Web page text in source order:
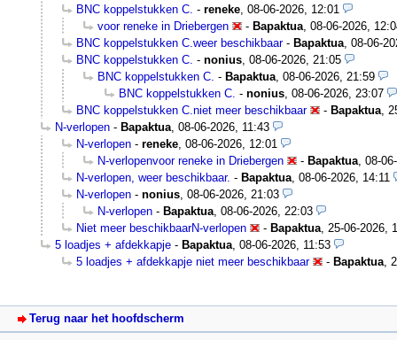
BNC koppelstukken C. - reneke 08-06-2026, 12:01
voor reneke in Driebergen
- Bapaktua 08-06-2026,
BNC koppelstukken C.weer beschikbaar- Bapaktua 08-06-
BNC koppelstukken C. - nonius 08-06-2026, 21:05
BNC koppelstukken C. - Bapaktua 08-06-2026, 21:59
BNC koppelstukken C. - nonius 08-06-2026, 23:07
BNC koppelstukken C.niet meer beschikbaar
- Bapaktua
N-verlopen - Bapaktua 08-06-2026, 11:43
N-verlopen - reneke 08-06-2026, 12:01
N-verlopenvoor reneke in Driebergen
- Bapaktua 08-
N-verlopen, weer beschikbaar. - Bapaktua 08-06-2026, 14:11
N-verlopen - nonius 08-06-2026, 21:03
N-verlopen - Bapaktua 08-06-2026, 22:03
Niet meer beschikbaarN-verlopen
- Bapaktua 25-06-2026,
5 loadjes + afdekkapje - Bapaktua 08-06-2026, 11:53
5 loadjes + afdekkapje niet meer beschikbaar
- Bapaktua
Terug naar het hoofdscherm